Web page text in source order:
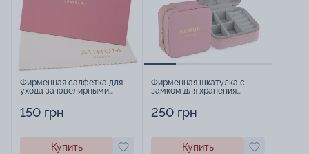
Фирменная салфетка для
ухода за ювелирными
150 грн
Купить
Фирменная шкатулка с
замком для хранения
250 грн
Купить